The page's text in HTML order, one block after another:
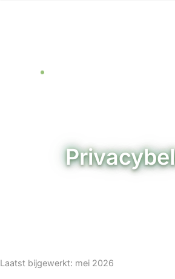
Laatst bijgewerkt: mei 2026